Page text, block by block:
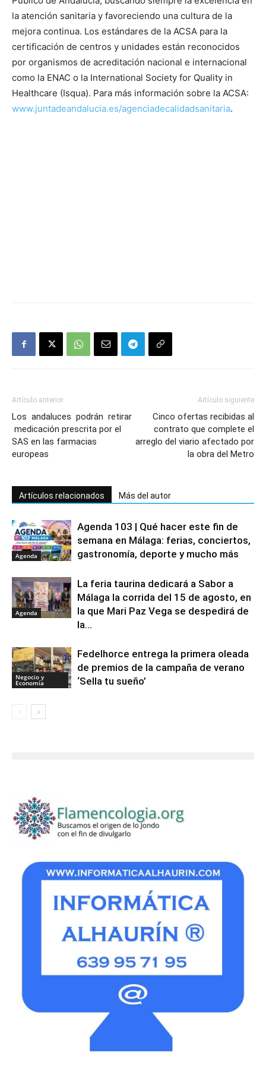
la atención sanitaria y favoreciendo una cultura de la
mejora continua. Los estándares de la ACSA para la
certificación de centros y unidades están reconocidos
por organismos de acreditación nacional e internacional
como la ENAC o la International Society for Quality in
Healthcare (Isqua). Para más información sobre la ACSA:
www.juntadeandalucia.es/agenciadecalidadsanitaria.
Artículo anterior
Los andaluces podrán retirar
medicación prescrita por el
SAS en las farmacias
europeas
Artículo siguiente
Cinco ofertas recibidas al
contrato que complete el
arreglo del viario afectado por
la obra del Metro
Artículos relacionados Más del autor
Agenda
Agenda 103 | Qué hacer este fin de
semana en Málaga: ferias, conciertos,
gastronomía, deporte y mucho más
Agenda
La feria taurina dedicará a Sabor a
Málaga la corrida del 15 de agosto, en
la que Mari Paz Vega se despedirá de
la...
Negocio y
Economía
Fedelhorce entrega la primera oleada
de premios de la campaña de verano
‘Sella tu sueño’